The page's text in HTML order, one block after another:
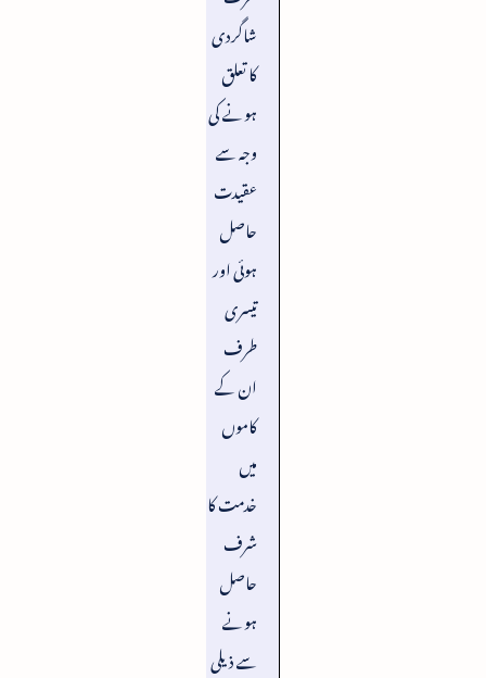
شاگردی
کا تعلق
ہونے کی
وجہ سے
عقیدت
حاصل
ہوئی اور
تیسری
طرف
ان کے
کاموں
میں
خدمت کا
شرف
حاصل
ہونے
سے ذیلی